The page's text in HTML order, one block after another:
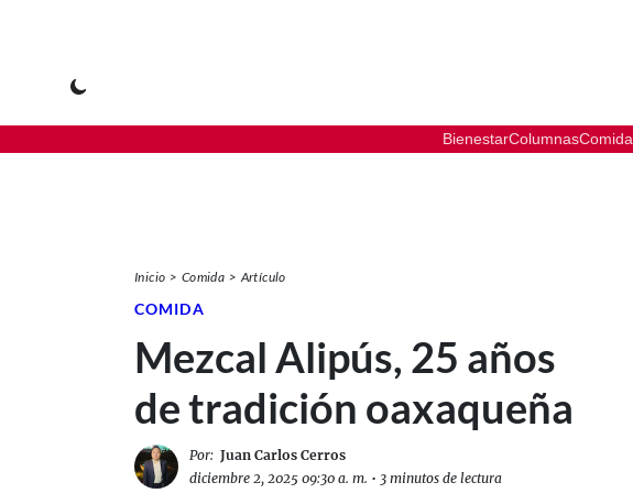
BienestarColumnasComida
Inicio Comida Artículo
COMIDA
Mezcal Alipús, 25 años
de tradición oaxaqueña
Por: Juan Carlos Cerros
diciembre 2, 2025 09:30 a. m. • 3 minutos de lectura